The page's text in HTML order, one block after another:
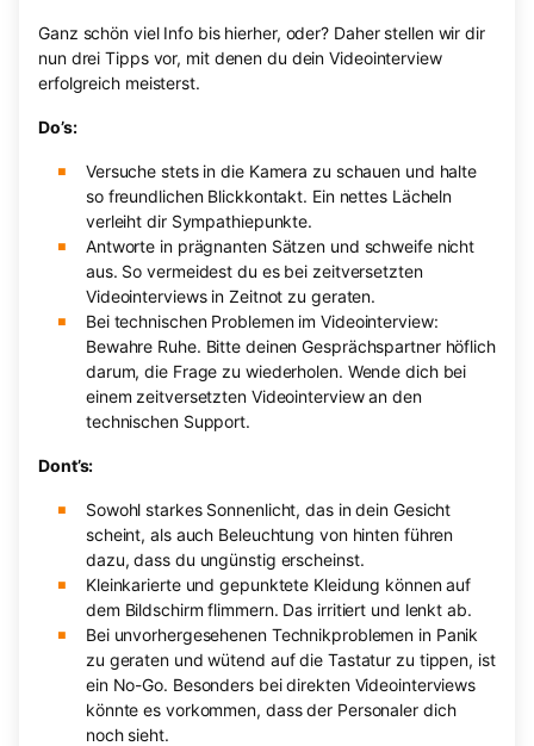
Ganz schön viel Info bis hierher, oder? Daher stellen wir dir
nun drei Tipps vor, mit denen du dein Videointerview
erfolgreich meisterst.
Do’s:
Versuche stets in die Kamera zu schauen und halte
so freundlichen Blickkontakt. Ein nettes Lächeln
verleiht dir Sympathiepunkte.
Antworte in prägnanten Sätzen und schweife nicht
aus. So vermeidest du es bei zeitversetzten
Videointerviews in Zeitnot zu geraten.
Bei technischen Problemen im Videointerview:
Bewahre Ruhe. Bitte deinen Gesprächspartner höflich
darum, die Frage zu wiederholen. Wende dich bei
einem zeitversetzten Videointerview an den
technischen Support.
Dont’s:
Sowohl starkes Sonnenlicht, das in dein Gesicht
scheint, als auch Beleuchtung von hinten führen
dazu, dass du ungünstig erscheinst.
Kleinkarierte und gepunktete Kleidung können auf
dem Bildschirm flimmern. Das irritiert und lenkt ab.
Bei unvorhergesehenen Technikproblemen in Panik
zu geraten und wütend auf die Tastatur zu tippen, ist
ein No-Go. Besonders bei direkten Videointerviews
könnte es vorkommen, dass der Personaler dich
noch sieht.